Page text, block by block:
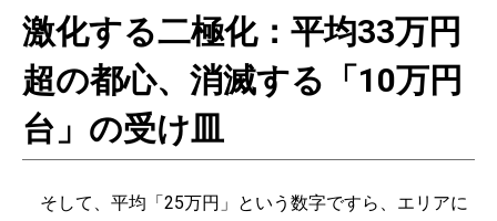
激化する二極化：平均33万円
超の都心、消滅する「10万円
台」の受け皿
そして、平均「25万円」という数字ですら、エリアに